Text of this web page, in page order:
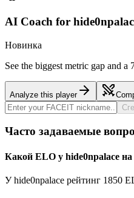
AI Coach for
Новинка
See the biggest metric gap and
Analyze this player
Часто задаваемые
Какой ELO у hide0npalace
У hide0npalace рейтинг 1850